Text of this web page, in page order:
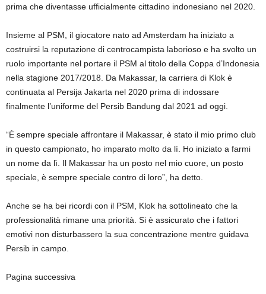
prima che diventasse ufficialmente cittadino indonesiano nel 2020.
Insieme al PSM, il giocatore nato ad Amsterdam ha iniziato a
costruirsi la reputazione di centrocampista laborioso e ha svolto un
ruolo importante nel portare il PSM al titolo della Coppa d’Indonesia
nella stagione 2017/2018. Da Makassar, la carriera di Klok è
continuata al Persija Jakarta nel 2020 prima di indossare
finalmente l’uniforme del Persib Bandung dal 2021 ad oggi.
“È sempre speciale affrontare il Makassar, è stato il mio primo club
in questo campionato, ho imparato molto da lì. Ho iniziato a farmi
un nome da lì. Il Makassar ha un posto nel mio cuore, un posto
speciale, è sempre speciale contro di loro”, ha detto.
Anche se ha bei ricordi con il PSM, Klok ha sottolineato che la
professionalità rimane una priorità. Si è assicurato che i fattori
emotivi non disturbassero la sua concentrazione mentre guidava
Persib in campo.
Pagina successiva